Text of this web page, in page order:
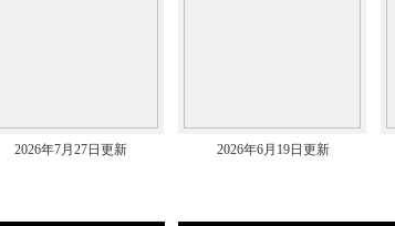
2026年7月27日更新 2026年6月19日更新